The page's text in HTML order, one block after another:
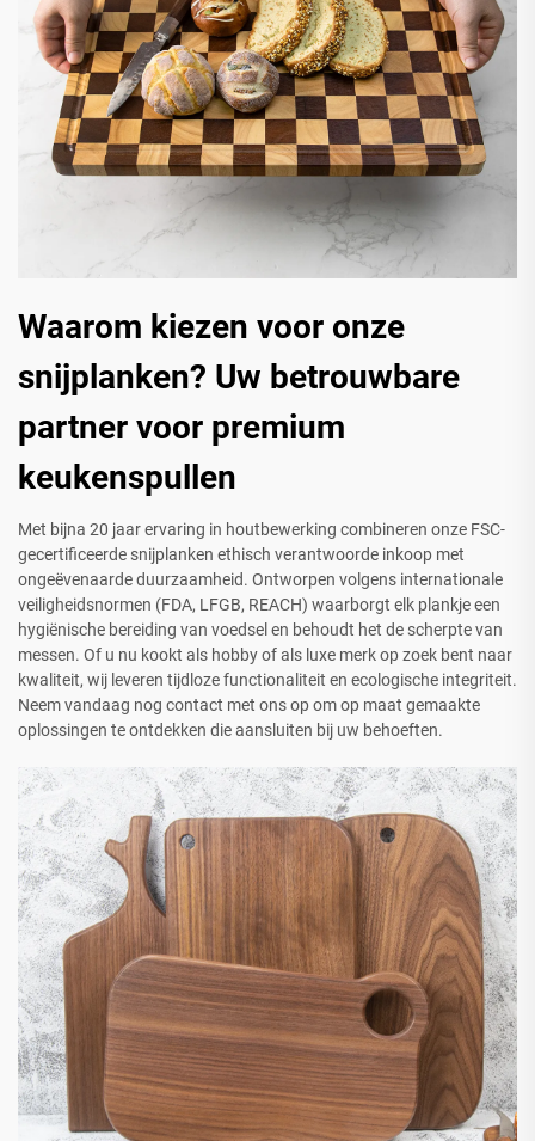
Waarom kiezen voor onze
snijplanken? Uw betrouwbare
partner voor premium
keukenspullen
Met bijna 20 jaar ervaring in houtbewerking combineren onze FSC-
gecertificeerde snijplanken ethisch verantwoorde inkoop met
ongeëvenaarde duurzaamheid. Ontworpen volgens internationale
veiligheidsnormen (FDA, LFGB, REACH) waarborgt elk plankje een
hygiënische bereiding van voedsel en behoudt het de scherpte van
messen. Of u nu kookt als hobby of als luxe merk op zoek bent naar
kwaliteit, wij leveren tijdloze functionaliteit en ecologische integriteit.
Neem vandaag nog contact met ons op om op maat gemaakte
oplossingen te ontdekken die aansluiten bij uw behoeften.